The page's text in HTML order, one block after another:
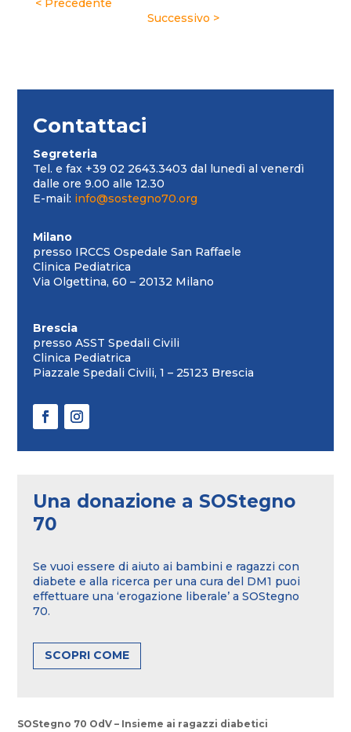
Contattaci
Segreteria
Tel. e fax +39 02 2643.3403 dal lunedì al venerdì
dalle ore 9.00 alle 12.30
E-mail: info@sostegno70.org
Milano
presso IRCCS Ospedale San Raffaele
Clinica Pediatrica
Via Olgettina, 60 – 20132 Milano
Brescia
presso ASST Spedali Civili
Clinica Pediatrica
Piazzale Spedali Civili, 1 – 25123 Brescia
Una donazione a SOStegno
70
Se vuoi essere di aiuto ai bambini e ragazzi con
diabete e alla ricerca per una cura del DM1 puoi
effettuare una ‘erogazione liberale’ a SOStegno
70.
SCOPRI COME
SOStegno 70 OdV – Insieme ai ragazzi diabetici